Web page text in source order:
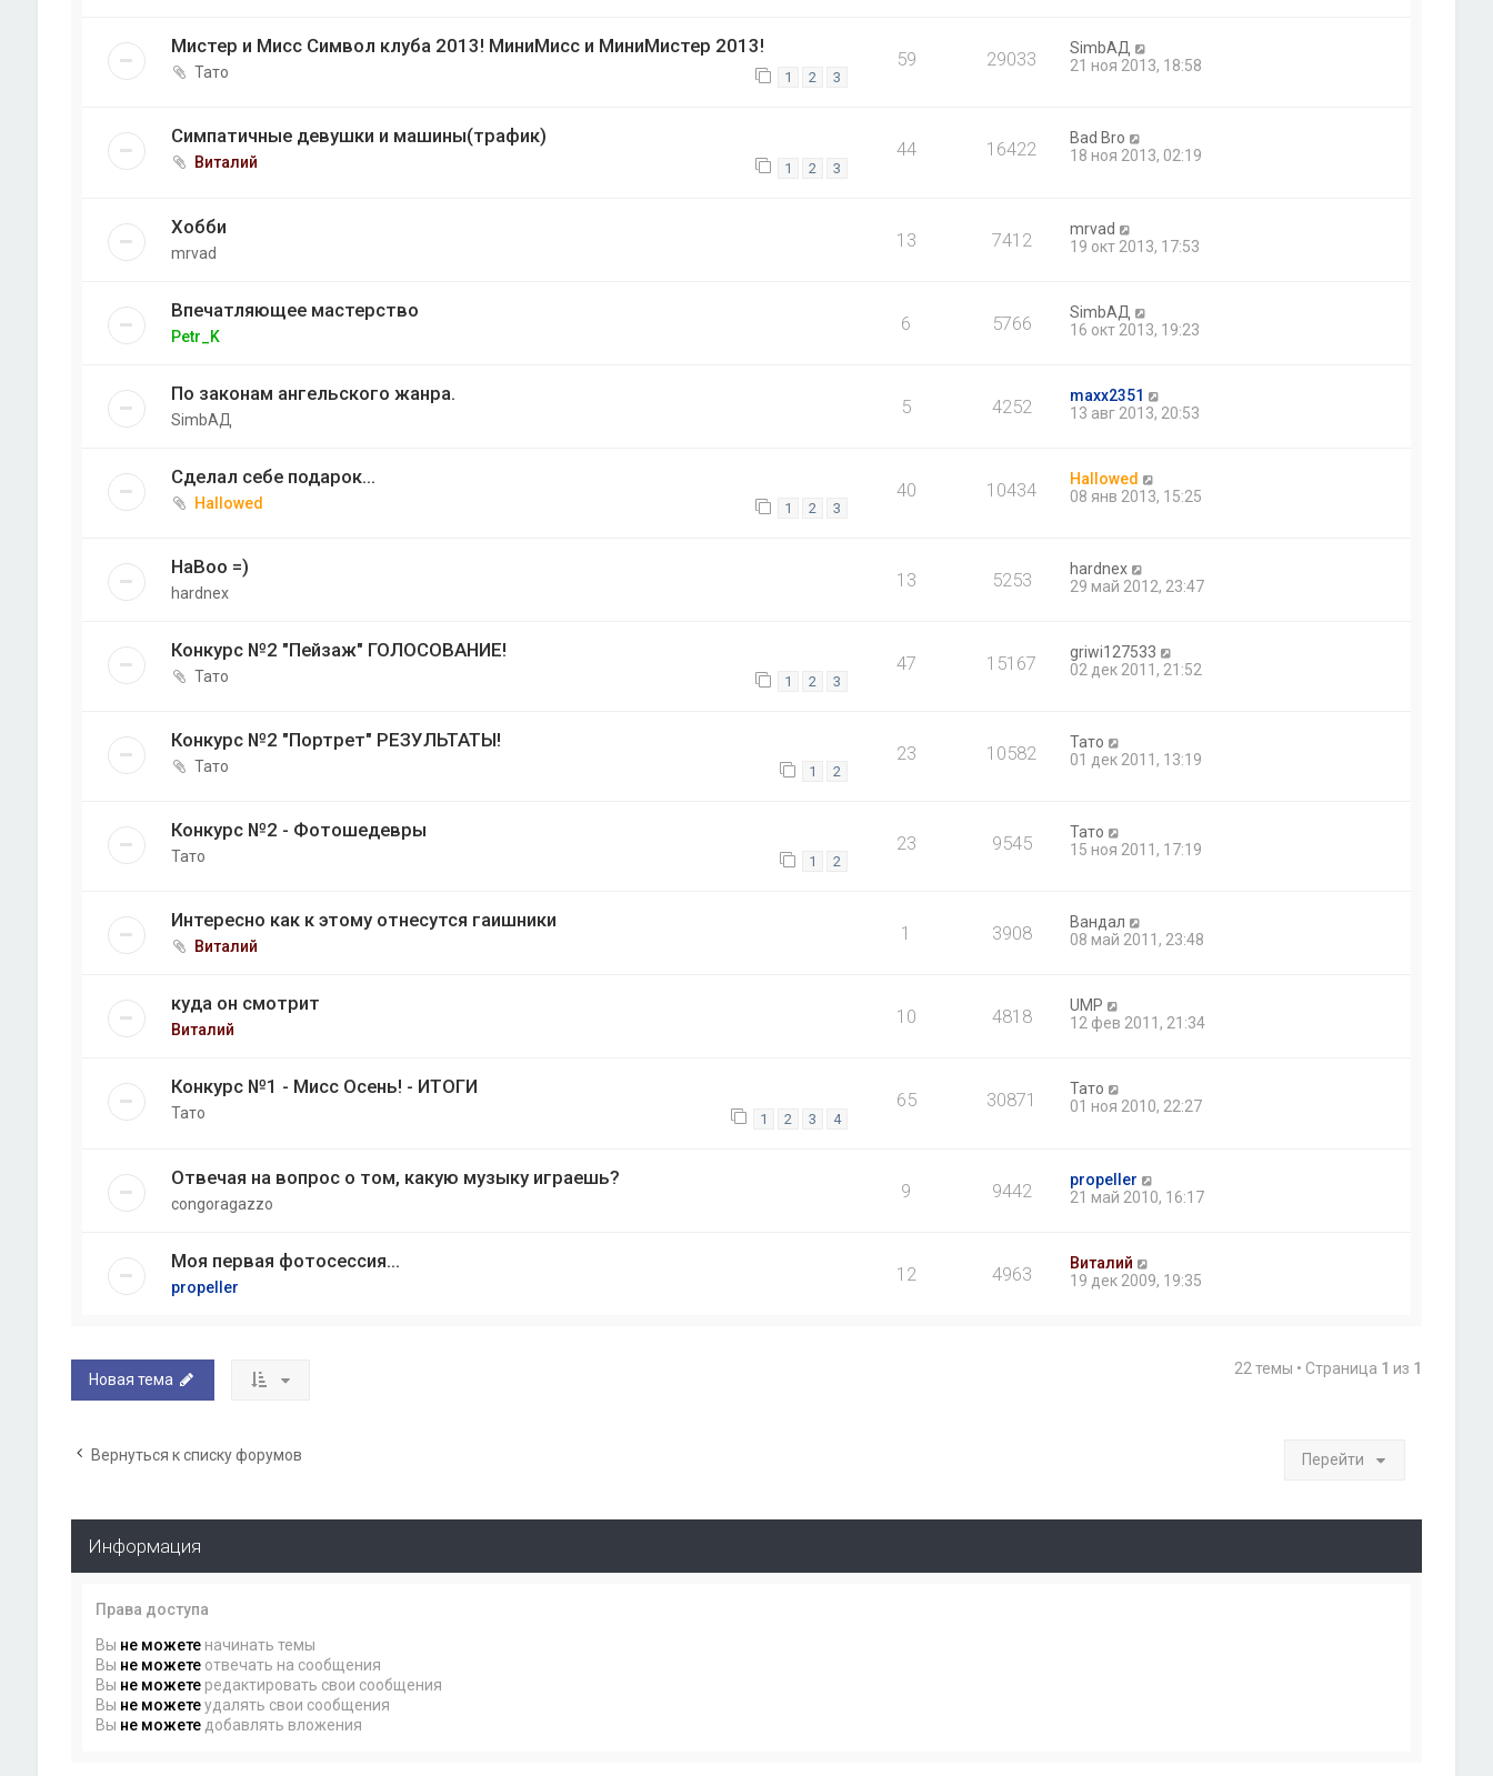
Мистер и Мисс Символ клуба 2013! МиниМисс и МиниМистер 2013!
Тато 1 2 3
59 29033
SimbАД
21 ноя 2013, 18:58
Симпатичные девушки и машины(трафик)
Виталий 1 2 3
44 16422
Bad Bro
18 ноя 2013, 02:19
Хобби
mrvad
13 7412
mrvad
19 окт 2013, 17:53
Впечатляющее мастерство
Petr_K
6 5766
SimbАД
16 окт 2013, 19:23
По законам ангельского жанра.
SimbАД
5 4252
maxx2351
13 авг 2013, 20:53
Сделал себе подарок...
Hallowed 1 2 3
40 10434
Hallowed
08 янв 2013, 15:25
HaBoo =)
hardnex
13 5253
hardnex
29 май 2012, 23:47
Конкурс №2 "Пейзаж" ГОЛОСОВАНИЕ!
Тато 1 2 3
47 15167
griwi127533
02 дек 2011, 21:52
Конкурс №2 "Портрет" РЕЗУЛЬТАТЫ!
Тато 1 2
23 10582
Тато
01 дек 2011, 13:19
Конкурс №2 - Фотошедевры
Тато 1 2
23 9545
Тато
15 ноя 2011, 17:19
Интересно как к этому отнесутся гаишники
Виталий
1 3908
Вандал
08 май 2011, 23:48
куда он смотрит
Виталий
10 4818
UMP
12 фев 2011, 21:34
Конкурс №1 - Мисс Осень! - ИТОГИ
Тато 1 2 3 4
65 30871
Тато
01 ноя 2010, 22:27
Отвечая на вопрос о том, какую музыку играешь?
congoragazzo
9 9442
propeller
21 май 2010, 16:17
Моя первая фотосессия...
propeller
12 4963
Виталий
19 дек 2009, 19:35
Новая тема
22 темы • Страница 1 из 1
Вернуться к списку форумов Перейти
Информация
Права доступа
Вы не можетеначинать темы
Вы не можетеотвечать на сообщения
Вы не можетередактировать свои сообщения
Вы не можетеудалять свои сообщения
Вы не можетедобавлять вложения